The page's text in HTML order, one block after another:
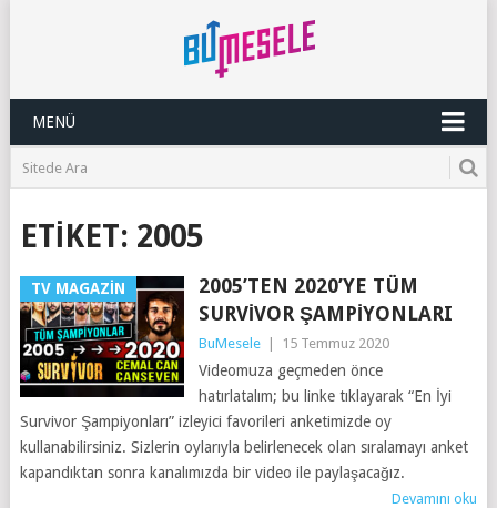
MENÜ
ETIKET: 2005
TV MAGAZIN
2005’TEN 2020’YE TÜM
SURVIVOR ŞAMPIYONLARI
BuMesele 15 Temmuz 2020
Videomuza geçmeden önce
hatırlatalım; bu linke tıklayarak “En İyi
Survivor Şampiyonları” izleyici favorileri anketimizde oy
kullanabilirsiniz. Sizlerin oylarıyla belirlenecek olan sıralamayı anket
kapandıktan sonra kanalımızda bir video ile paylaşacağız.
Devamını oku